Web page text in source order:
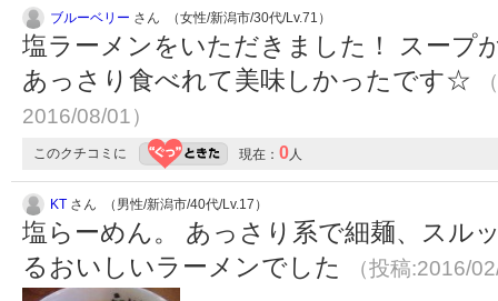
ブルーベリー さん （女性/新潟市/30代/Lv.71）
塩ラーメンをいただきました！ スープ
あっさり食べれて美味しかったです☆
2016/08/01）
このクチコミに 現在： 0人
KT さん （男性/新潟市/40代/Lv.17）
塩らーめん。 あっさり系で細麺、スル
るおいしいラーメンでした
（投稿:2016/